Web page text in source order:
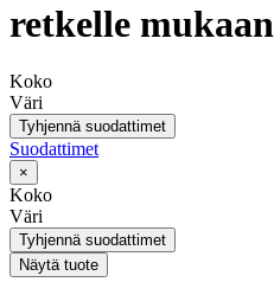
retkelle mukaan
Koko
Väri
Tyhjennä suodattimet
Suodattimet
×
Koko
Väri
Tyhjennä suodattimet
Näytä tuote